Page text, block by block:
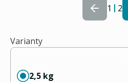
1 2
Varianty
2,5 kg